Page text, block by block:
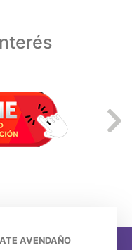
AVENDAÑO